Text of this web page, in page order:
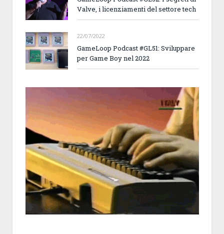
Valve, i licenziamenti del settore tech
22/07/2022
GameLoop Podcast #GL51: Sviluppare
per Game Boy nel 2022